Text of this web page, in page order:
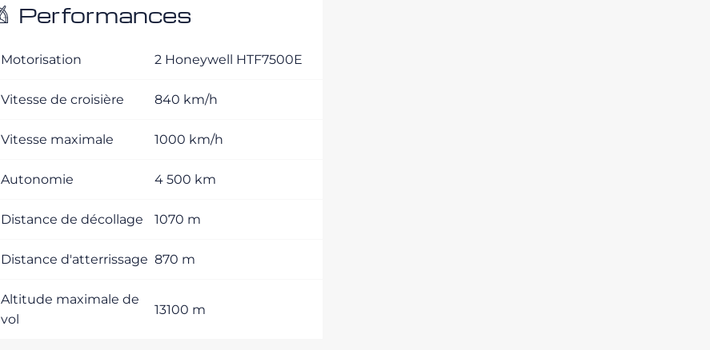
Performances
Motorisation 2 Honeywell HTF7500E
Vitesse de croisière 840 km/h
Vitesse maximale 1000 km/h
Autonomie 4 500 km
Distance de décollage 1070 m
Distance d'atterrissage 870 m
Altitude maximale de
vol
13100 m